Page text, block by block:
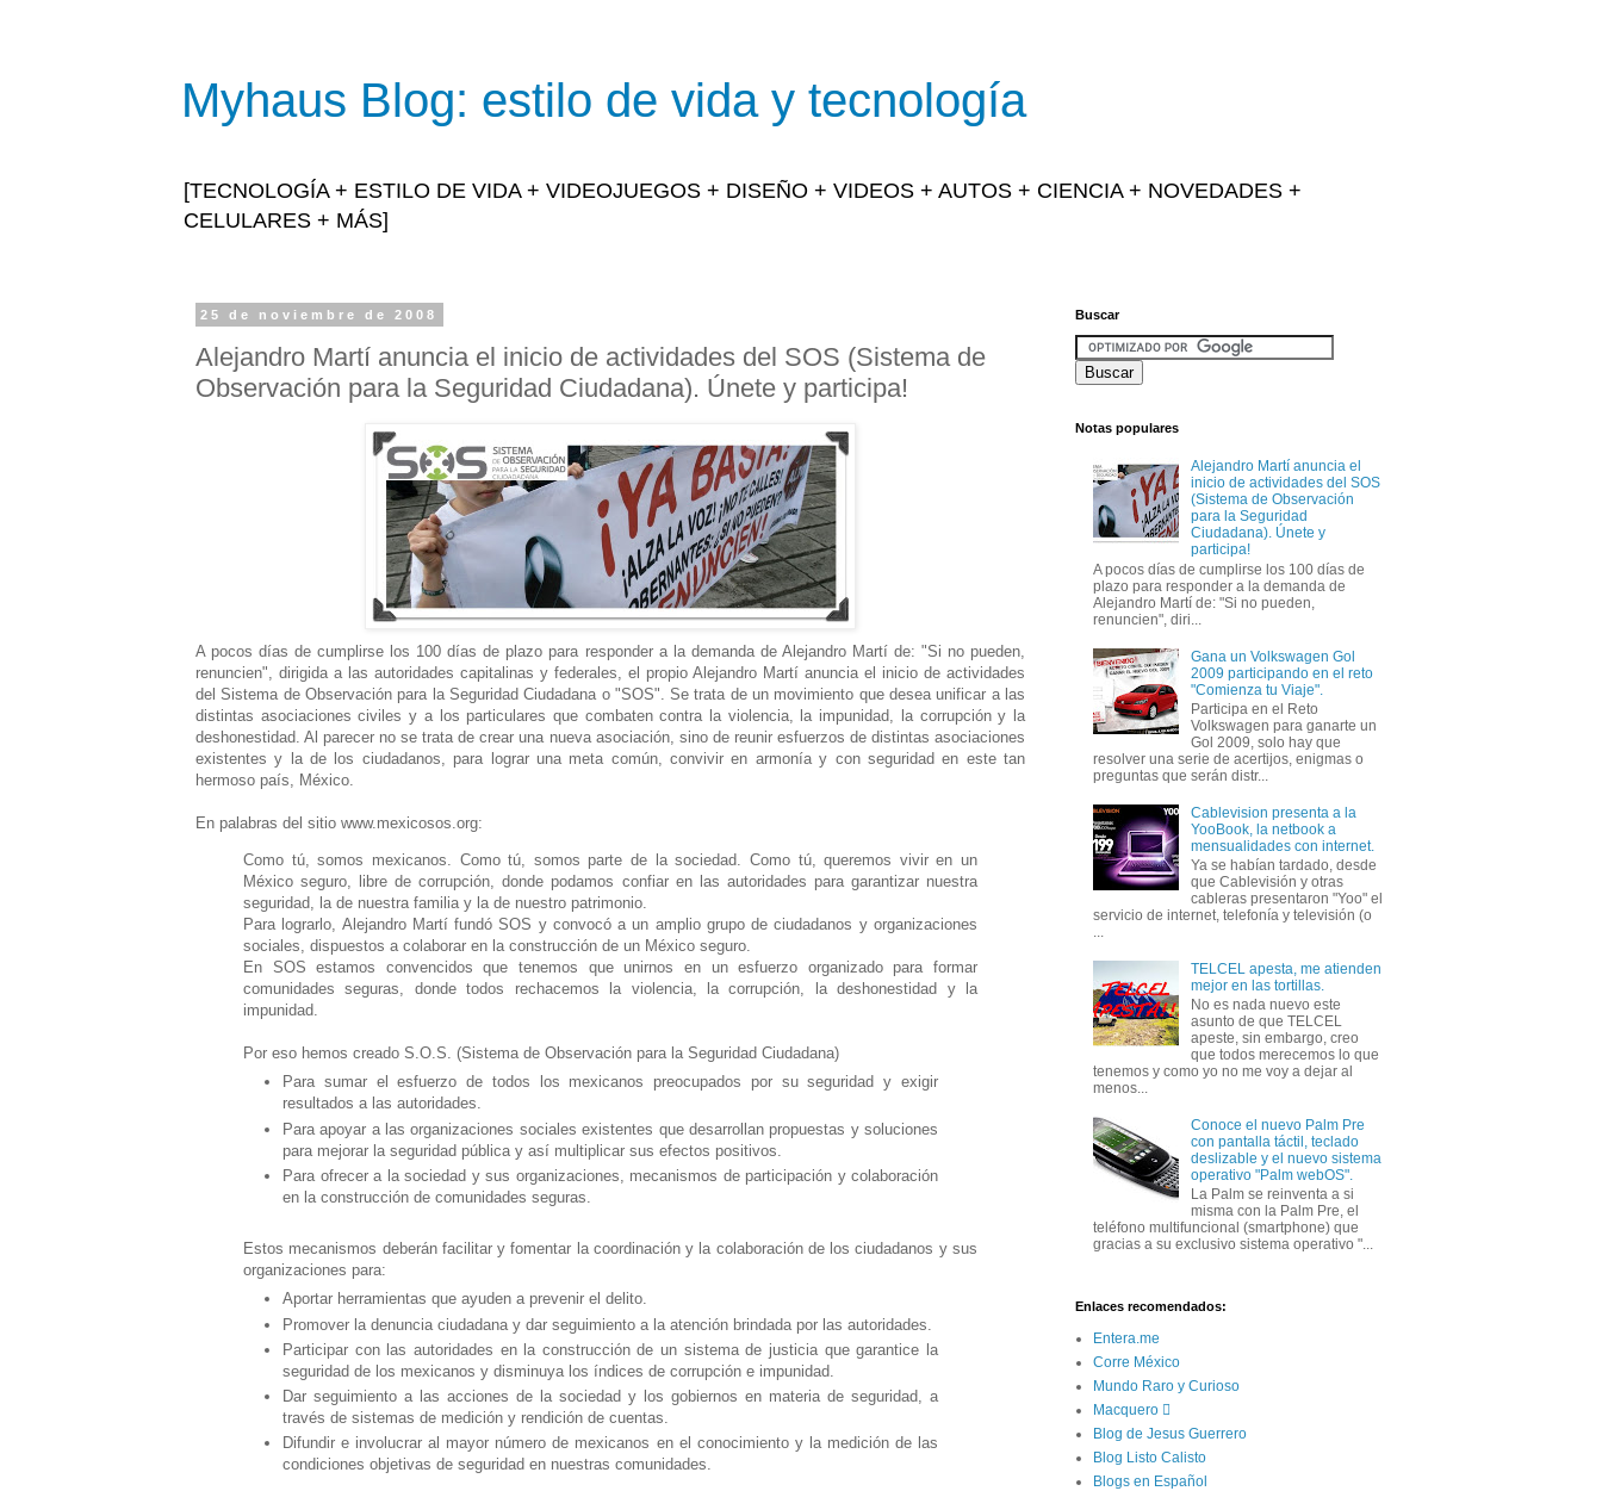
Myhaus Blog: estilo de vida y tecnología
[TECNOLOGÍA + ESTILO DE VIDA + VIDEOJUEGOS + DISEÑO + VIDEOS + AUTOS + CIENCIA + NOVEDADES +
CELULARES + MÁS]
25 de noviembre de 2008
Alejandro Martí anuncia el inicio de actividades del SOS (Sistema de
Observación para la Seguridad Ciudadana). Únete y participa!
A pocos días de cumplirse los 100 días de plazo para responder a la demanda de Alejandro Martí de: "Si no pueden,
renuncien", dirigida a las autoridades capitalinas y federales, el propio Alejandro Martí anuncia el inicio de actividades
del Sistema de Observación para la Seguridad Ciudadana o "SOS". Se trata de un movimiento que desea unificar a las
distintas asociaciones civiles y a los particulares que combaten contra la violencia, la impunidad, la corrupción y la
deshonestidad. Al parecer no se trata de crear una nueva asociación, sino de reunir esfuerzos de distintas asociaciones
existentes y la de los ciudadanos, para lograr una meta común, convivir en armonía y con seguridad en este tan
hermoso país, México.
En palabras del sitio www.mexicosos.org:
Como tú, somos mexicanos. Como tú, somos parte de la sociedad. Como tú, queremos vivir en un
México seguro, libre de corrupción, donde podamos confiar en las autoridades para garantizar nuestra
seguridad, la de nuestra familia y la de nuestro patrimonio.
Para lograrlo, Alejandro Martí fundó SOS y convocó a un amplio grupo de ciudadanos y organizaciones
sociales, dispuestos a colaborar en la construcción de un México seguro.
En SOS estamos convencidos que tenemos que unirnos en un esfuerzo organizado para formar
comunidades seguras, donde todos rechacemos la violencia, la corrupción, la deshonestidad y la
impunidad.
Por eso hemos creado S.O.S. (Sistema de Observación para la Seguridad Ciudadana)
Para sumar el esfuerzo de todos los mexicanos preocupados por su seguridad y exigir
resultados a las autoridades.
Para apoyar a las organizaciones sociales existentes que desarrollan propuestas y soluciones
para mejorar la seguridad pública y así multiplicar sus efectos positivos.
Para ofrecer a la sociedad y sus organizaciones, mecanismos de participación y colaboración
en la construcción de comunidades seguras.
Estos mecanismos deberán facilitar y fomentar la coordinación y la colaboración de los ciudadanos y sus
organizaciones para:
Aportar herramientas que ayuden a prevenir el delito.
Promover la denuncia ciudadana y dar seguimiento a la atención brindada por las autoridades.
Participar con las autoridades en la construcción de un sistema de justicia que garantice la
seguridad de los mexicanos y disminuya los índices de corrupción e impunidad.
Dar seguimiento a las acciones de la sociedad y los gobiernos en materia de seguridad, a
través de sistemas de medición y rendición de cuentas.
Difundir e involucrar al mayor número de mexicanos en el conocimiento y la medición de las
condiciones objetivas de seguridad en nuestras comunidades.
Buscar
Notas populares
Alejandro Martí anuncia el
inicio de actividades del SOS
(Sistema de Observación
para la Seguridad
Ciudadana). Únete y
participa!
A pocos días de cumplirse los 100 días de
plazo para responder a la demanda de
Alejandro Martí de: "Si no pueden,
renuncien", diri...
Gana un Volkswagen Gol
2009 participando en el reto
"Comienza tu Viaje".
Participa en el Reto
Volkswagen para ganarte un
Gol 2009, solo hay que
resolver una serie de acertijos, enigmas o
preguntas que serán distr...
Cablevision presenta a la
YooBook, la netbook a
mensualidades con internet.
Ya se habían tardado, desde
que Cablevisión y otras
cableras presentaron "Yoo" el
servicio de internet, telefonía y televisión (o
...
TELCEL apesta, me atienden
mejor en las tortillas.
No es nada nuevo este
asunto de que TELCEL
apeste, sin embargo, creo
que todos merecemos lo que
tenemos y como yo no me voy a dejar al
menos...
Conoce el nuevo Palm Pre
con pantalla táctil, teclado
deslizable y el nuevo sistema
operativo "Palm webOS".
La Palm se reinventa a si
misma con la Palm Pre, el
teléfono multifuncional (smartphone) que
gracias a su exclusivo sistema operativo "...
Enlaces recomendados:
Entera.me
Corre México
Mundo Raro y Curioso
Macquero 
Blog de Jesus Guerrero
Blog Listo Calisto
Blogs en Español